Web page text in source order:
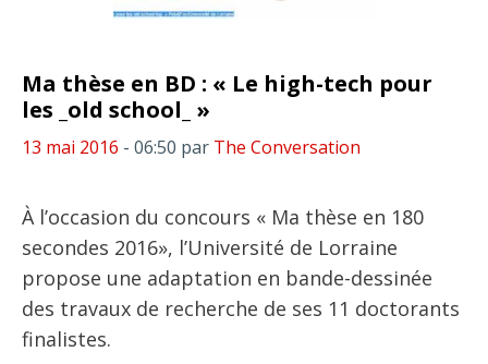
Ma thèse en BD : « Le high-tech pour
les _old school_ »
13 mai 2016 - 06:50 par The Conversation
À l’occasion du concours « Ma thèse en 180
secondes 2016», l’Université de Lorraine
propose une adaptation en bande-dessinée
des travaux de recherche de ses 11 doctorants
finalistes.